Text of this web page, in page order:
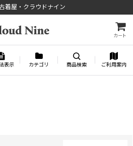
着屋・クラウドナイン
カート
表示 カテゴリ 商品検索 ご利用案内